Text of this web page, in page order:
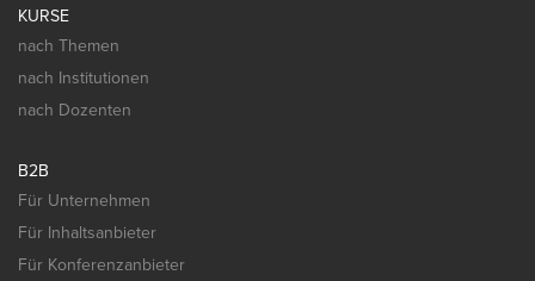
KURSE
nach Themen
nach Institutionen
nach Dozenten
B2B
Für Unternehmen
Für Inhaltsanbieter
Für Konferenzanbieter